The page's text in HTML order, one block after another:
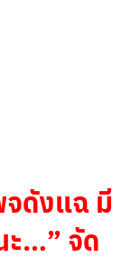
จดังแฉ มี
ะ…” จัด